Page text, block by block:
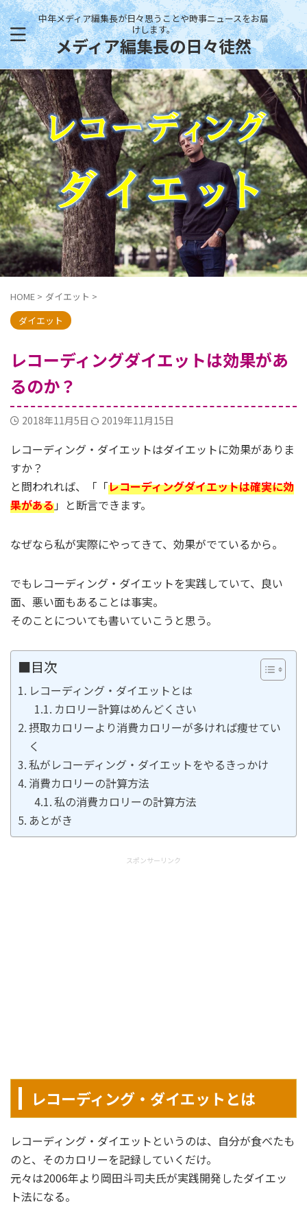
中年メディア編集長が日々思うことや時事ニュースをお届
けします。
メディア編集長の日々徒然
HOME > ダイエット >
ダイエット
レコーディングダイエットは効果があ
るのか？
2018年11月5日 2019年11月15日
レコーディング・ダイエットはダイエットに効果がありま
すか？
と問われれば、「「レコーディングダイエットは確実に効
果がある」と断言できます。
なぜなら私が実際にやってきて、効果がでているから。
でもレコーディング・ダイエットを実践していて、良い
面、悪い面もあることは事実。
そのことについても書いていこうと思う。
■目次
レコーディング・ダイエットとは
カロリー計算はめんどくさい
摂取カロリーより消費カロリーが多ければ痩せてい
く
私がレコーディング・ダイエットをやるきっかけ
消費カロリーの計算方法
私の消費カロリーの計算方法
あとがき
スポンサーリンク
レコーディング・ダイエットとは
レコーディング・ダイエットというのは、自分が食べたも
のと、そのカロリーを記録していくだけ。
元々は2006年より岡田斗司夫氏が実践開発したダイエッ
ト法になる。